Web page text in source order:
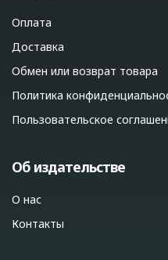
Оплата
Доставка
Обмен или возврат товара
Политика
Пользовательское
Об издательстве
О нас
Контакты